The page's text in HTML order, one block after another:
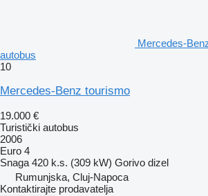
Mercedes-
autobus
10
Mercedes-Benz tourismo
19.000 €
Turistički autobus
2006
Euro 4
Snaga 420 k.s. (309 kW) Gorivo dizel
Rumunjska, Cluj-Napoca
Kontaktirajte prodavatelja